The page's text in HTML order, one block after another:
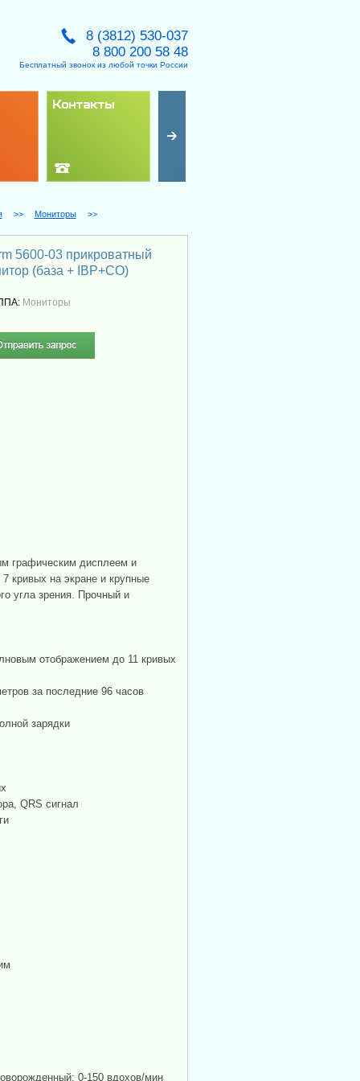
8 (3812) 530-037
8 800 200 58 48
Бесплатный звонок из любой точки России
Контакты
>> Мониторы >>
5600-03 прикроватный
(база + IBP+CO)
Мониторы
графическим дисплеем и
кривых на экране и крупные
угла зрения. Прочный и
отображением до 11 кривых
за последние 96 часов
зарядки
QRS сигнал
0-150 вдохов/мин